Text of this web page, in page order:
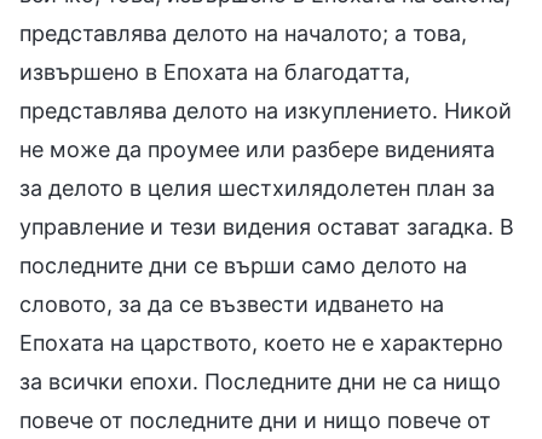
представлява делото на началото; а това,
извършено в Епохата на благодатта,
представлява делото на изкуплението. Никой
не може да проумее или разбере виденията
за делото в целия шестхилядолетен план за
управление и тези видения остават загадка. В
последните дни се върши само делото на
словото, за да се възвести идването на
Епохата на царството, което не е характерно
за всички епохи. Последните дни не са нищо
повече от последните дни и нищо повече от